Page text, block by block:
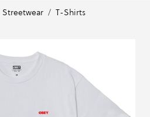
Streetwear / T-Shirts